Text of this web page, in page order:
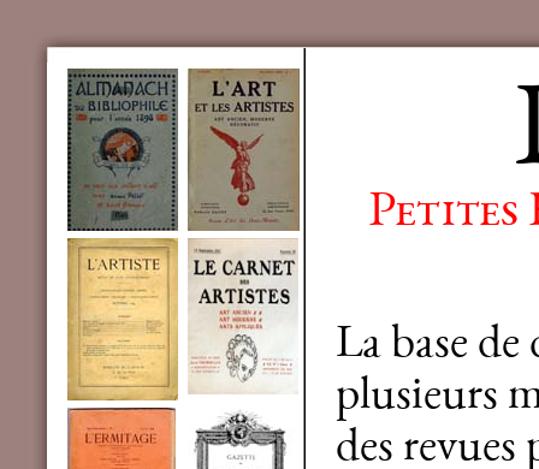
Petites
La base
plusieurs
des revues